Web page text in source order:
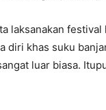
laksanakan
diri khas suku
luar biasa.